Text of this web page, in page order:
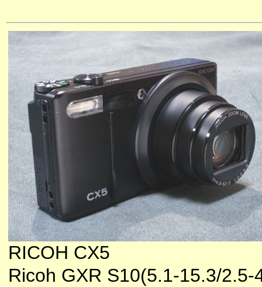
RICOH CX5
Ricoh GXR S10(5.1-15.3/2.5-